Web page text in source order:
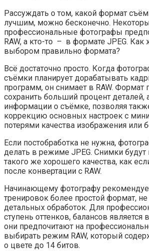
Рассуждать о том, какой формат
лучшим, можно бесконечно.
профессиональные фотографы
RAW, а кто-то – в формате JPEG. Как
выбором правильно формата?
Всё достаточно просто. Когда
съёмки планирует дорабатывать
программ, он снимает в RAW. Формат
сохранить больший процент деталей,
информации о съёмке, позволяя
коррекцию основных настроек с
потерями качества изображения или
Если постобработка не нужна,
делать в режиме JPEG. Снимки будут
такого же хорошего качества, как
после конвертации с RAW.
Начинающему фотографу
тренировок более простой формат,
детальных обработок. Для
ступень оттенков, балансов является
они предпочитают на
выбирать режим RAW, который
о цвете до 14 битов.